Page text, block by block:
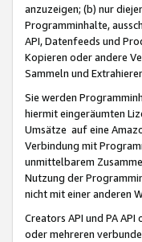
anzuzeigen; (b) nur
Programminhalte,
API, Datenfeeds und
Kopieren oder andere
Sammeln und
Sie werden
hiermit eingeräumten
Umsätze auf eine
Verbindung mit
unmittelbarem
Nutzung der
nicht mit einer anderen
Creators API und PA
oder mehreren